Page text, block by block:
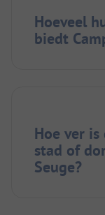
Hoeveel
biedt
Hoe ver
stad of
Seuge?